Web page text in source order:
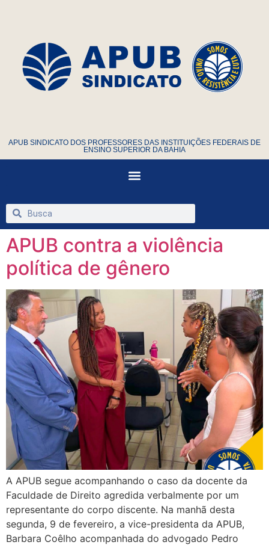
APUB SINDICATO DOS PROFESSORES DAS INSTITUIÇÕES FEDERAIS DE
ENSINO SUPERIOR DA BAHIA
APUB contra a violência
política de gênero
A APUB segue acompanhando o caso da docente da
Faculdade de Direito agredida verbalmente por um
representante do corpo discente. Na manhã desta
segunda, 9 de fevereiro, a vice-presidenta da APUB,
Barbara Coêlho acompanhada do advogado Pedro